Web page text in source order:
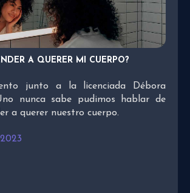
A QUERER MI CUERPO?
junto a la licenciada Débora
nunca sabe pudimos hablar de
a querer nuestro cuerpo.